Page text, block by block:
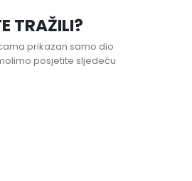
TRAŽILI?
prikazan samo dio
posjetite sljedeću